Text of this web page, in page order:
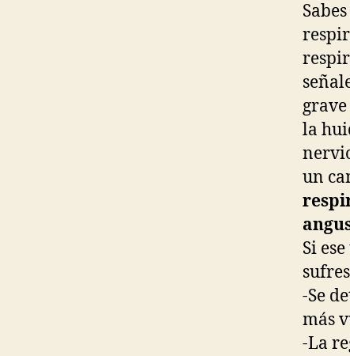
la
un
Si
-Se
más
-La